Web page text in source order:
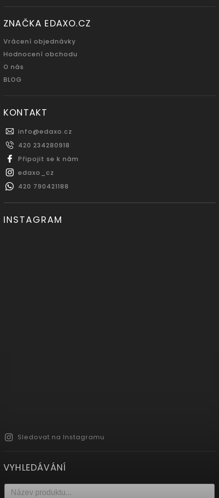
ZNAČKA EDAXO.CZ
Vrácení objednávky
Hodnocení obchodu
O nás
BLOG
KONTAKT
info@edaxo.cz
420 234280918
Připojit se k nám
edaxo_cz
420 790421188
INSTAGRAM
Sledovat na Instagramu
VYHLEDÁVÁNÍ